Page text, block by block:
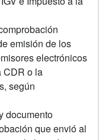
emisión de los
electrónicos
CDR o la
según
documento
que envió al